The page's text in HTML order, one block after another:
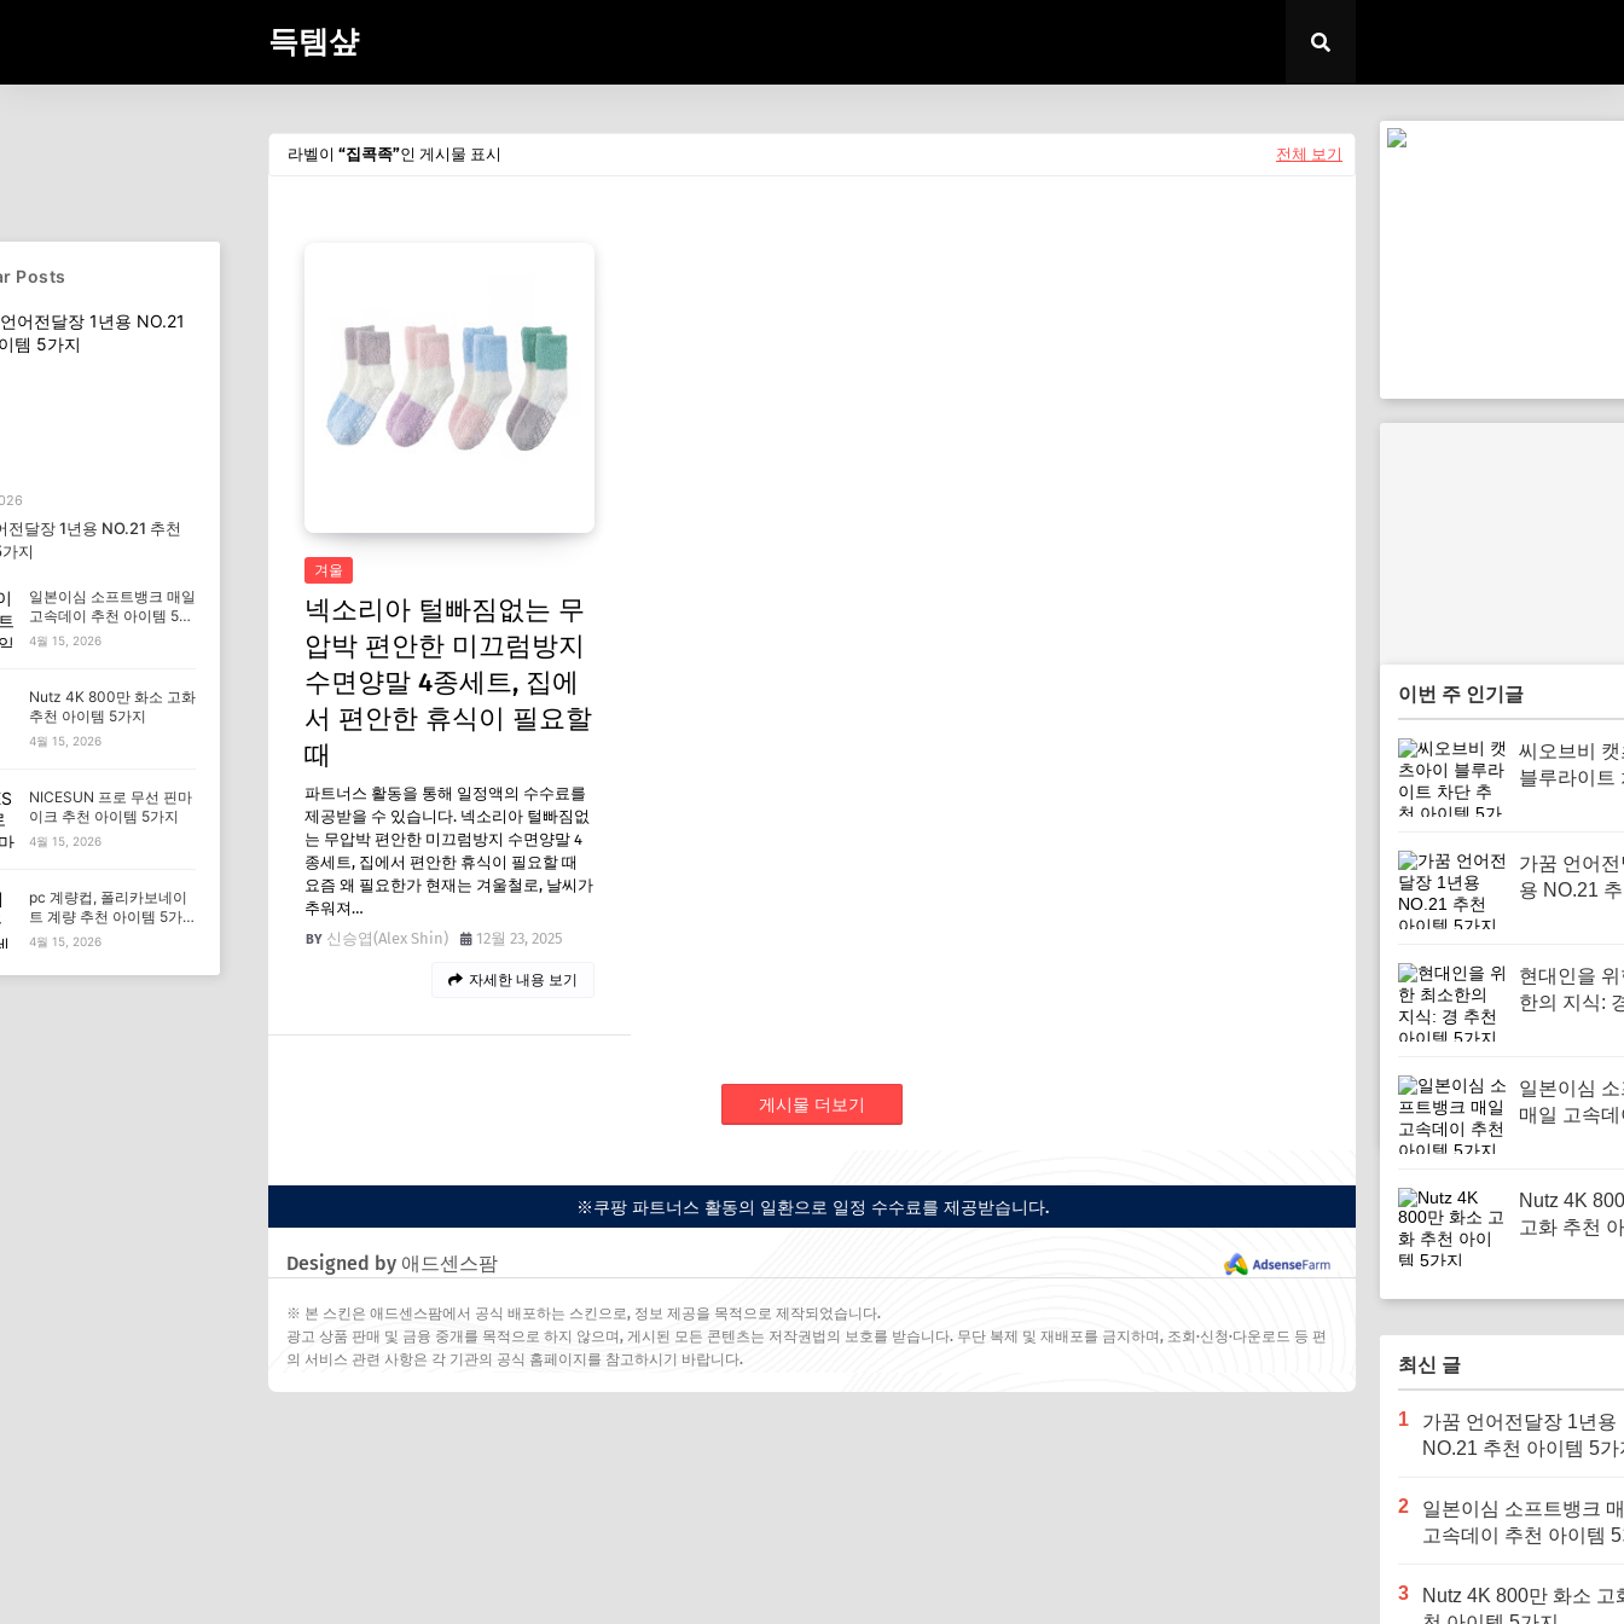
득템샾
라벨이 집콕족 인 게시물 표시 전체 보기
겨울
넥소리아 털빠짐없는 무
압박 편안한 미끄럼방지
수면양말 4종세트, 집에
서 편안한 휴식이 필요할
때
파트너스 활동을 통해 일정액의 수수료를
제공받을 수 있습니다. 넥소리아 털빠짐없
는 무압박 편안한 미끄럼방지 수면양말 4
종세트, 집에서 편안한 휴식이 필요할 때
요즘 왜 필요한가 현재는 겨울철로, 날씨가
추워져…
신승엽(Alex Shin)
12월 23, 2025
자세한 내용 보기
게시물 더보기
※쿠팡 파트너스 활동의 일환으로 일정 수수료를 제공받습니다.
Designed by 애드센스팜
※ 본 스킨은 애드센스팜에서 공식 배포하는 스킨으로, 정보 제공을 목적으로 제작되었습니다.
광고 상품 판매 및 금융 중개를 목적으로 하지 않으며, 게시된 모든 콘텐츠는 저작권법의 보호를 받습니다. 무단 복제 및 재배포를 금지하며, 조회·신청·다운로드 등 편
의 서비스 관련 사항은 각 기관의 공식 홈페이지를 참고하시기 바랍니다.
이번 주 인기글
씨오브비
블루라이트
가꿈 언어
용 NO.21
현대인을
한의 지식:
일본이심
매일 고속
Nutz 4K
고화 추천
최신 글
1
가꿈 언어전달장 1년용
NO.21 추천 아이템 5가
2
일본이심 소프트뱅크
고속데이 추천 아이템
3
Nutz 4K 800만 화소 고
Posts
전달장 1년용 NO.21 추천
지
일본이심 소프트뱅크 매일
고속데이 추천 아이템 5가
지
4월 15, 2026
Nutz 4K 800만 화소 고화
추천 아이템 5가지
4월 15, 2026
NICESUN 프로 무선 핀마
이크 추천 아이템 5가지
4월 15, 2026
pc 계량컵, 폴리카보네이
트 계량 추천 아이템 5가
지
4월 15, 2026